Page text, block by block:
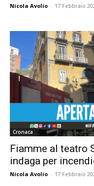
Nicola Avolio - 17 Febbraio
Cronaca
Fiamme al teatro
indaga per
Nicola Avolio - 17 Febbraio